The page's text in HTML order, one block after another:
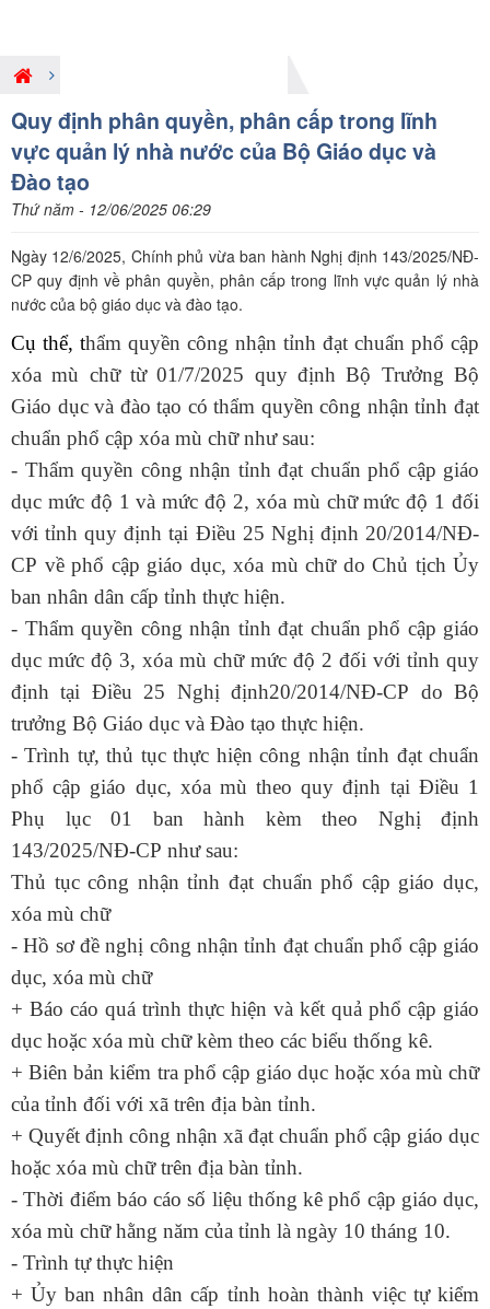
Giới thiệu nội dung pháp luật mới
Quy định phân quyền, phân cấp trong lĩnh
vực quản lý nhà nước của Bộ Giáo dục và
Đào tạo
Thứ năm - 12/06/2025 06:29
Ngày 12/6/2025, Chính phủ vừa ban hành Nghị định 143/2025/NĐ-
CP quy định về phân quyền, phân cấp trong lĩnh vực quản lý nhà
nước của bộ giáo dục và đào tạo.
Cụ thể, thẩm quyền công nhận tỉnh đạt chuẩn phổ cập
xóa mù chữ từ 01/7/2025 quy định Bộ Trưởng Bộ
Giáo dục và đào tạo có thẩm quyền công nhận tỉnh đạt
chuẩn phổ cập xóa mù chữ như sau:
- Thẩm quyền công nhận tỉnh đạt chuẩn phổ cập giáo
dục mức độ 1 và mức độ 2, xóa mù chữ mức độ 1 đối
với tỉnh quy định tại Điều 25 Nghị định 20/2014/NĐ-
CP về phổ cập giáo dục, xóa mù chữ do Chủ tịch Ủy
ban nhân dân cấp tỉnh thực hiện.
- Thẩm quyền công nhận tỉnh đạt chuẩn phổ cập giáo
dục mức độ 3, xóa mù chữ mức độ 2 đối với tỉnh quy
định tại Điều 25 Nghị định20/2014/NĐ-CP do Bộ
trưởng Bộ Giáo dục và Đào tạo thực hiện.
- Trình tự, thủ tục thực hiện công nhận tỉnh đạt chuẩn
phổ cập giáo dục, xóa mù theo quy định tại Điều 1
Phụ lục 01 ban hành kèm theo Nghị định
143/2025/NĐ-CP như sau:
Thủ tục công nhận tỉnh đạt chuẩn phổ cập giáo dục,
xóa mù chữ
- Hồ sơ đề nghị công nhận tỉnh đạt chuẩn phổ cập giáo
dục, xóa mù chữ
+ Báo cáo quá trình thực hiện và kết quả phổ cập giáo
dục hoặc xóa mù chữ kèm theo các biểu thống kê.
+ Biên bản kiểm tra phổ cập giáo dục hoặc xóa mù chữ
của tỉnh đối với xã trên địa bàn tỉnh.
+ Quyết định công nhận xã đạt chuẩn phổ cập giáo dục
hoặc xóa mù chữ trên địa bàn tỉnh.
- Thời điểm báo cáo số liệu thống kê phổ cập giáo dục,
xóa mù chữ hằng năm của tỉnh là ngày 10 tháng 10.
- Trình tự thực hiện
+ Ủy ban nhân dân cấp tỉnh hoàn thành việc tự kiểm